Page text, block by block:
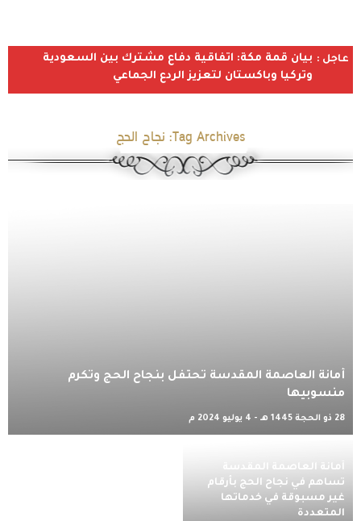
عاجل : بيان قمة مكة: اتفاقية دفاع مشترك بين السعودية
وتركيا وباكستان لتعزيز الردع الجماعي
Tag Archives: نجاح الحج
أمانة العاصمة المقدسة تحتفل بنجاح الحج وتكرم
منسوبيها
28 ذو الحجة 1445 هـ - 4 يوليو 2024 م
أمانة العاصمة المقدسة
تساهم في نجاح الحج بأرقام
غير مسبوقة في خدماتها
المتعددة